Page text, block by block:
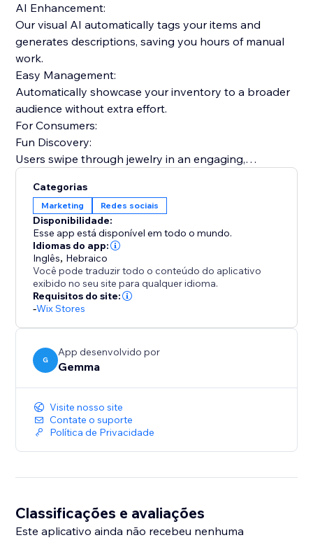
AI Enhancement:
Our visual AI automatically tags your items and
generates descriptions, saving you hours of manual
work.
Easy Management:
Automatically showcase your inventory to a broader
audience without extra effort.
For Consumers:
Fun Discovery:
Users swipe through jewelry in an engaging,
Visual Search:
Our AI helps users find specific designs based on
visual similarity.
Smart Matching:
Your items are shown to users whose style profile
matches your aesthetic.
Expand your reach beyond your website. Let Gemma
automatically showcase your jewelry to interested
users.
Categorias
Marketing Redes sociais
Disponibilidade:
Esse app está disponível em todo o mundo.
Idiomas do app:
Inglês, Hebraico
Você pode traduzir todo o conteúdo do aplicativo
exibido no seu site para qualquer idioma.
Requisitos do site:
-Wix Stores
G
App desenvolvido por
Gemma
Visite nosso site
Contate o suporte
Política de Privacidade
Classificações e avaliações
Este aplicativo ainda não recebeu nenhuma